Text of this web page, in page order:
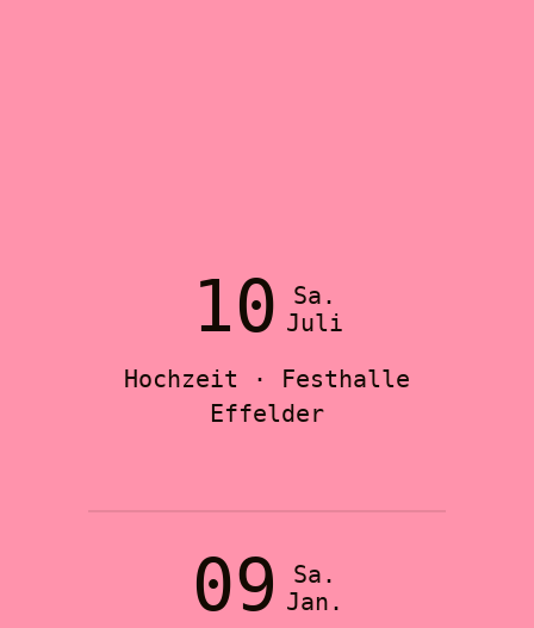
10
Sa.
Juli
Hochzeit · Festhalle
Effelder
09
Sa.
Jan.